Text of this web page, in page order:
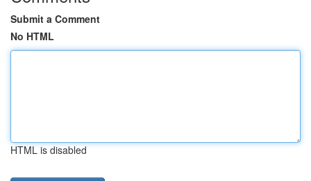
Submit a Comment
No HTML
HTML is disabled